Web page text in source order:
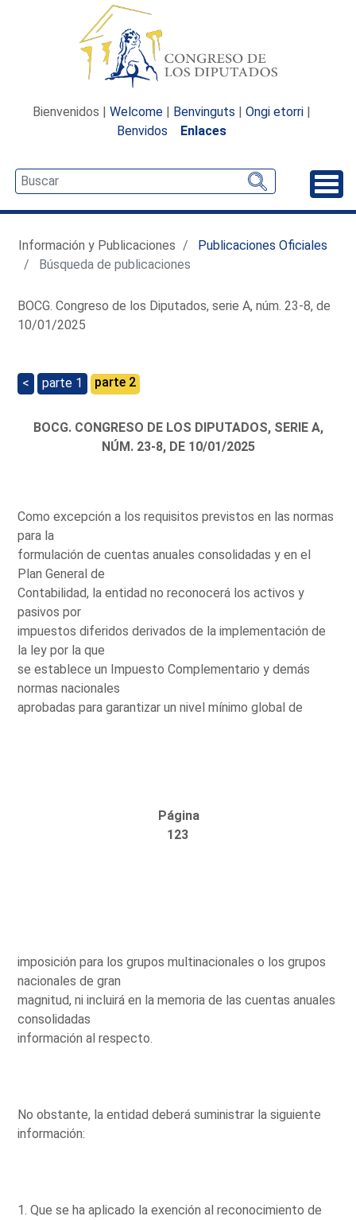
Bienvenidos | Welcome | Benvinguts | Ongi etorri |
Benvidos
Enlaces
Información y Publicaciones
Publicaciones Oficiales
Búsqueda de publicaciones
BOCG. Congreso de los Diputados, serie A, núm. 23-8, de
10/01/2025
< parte 1 parte 2
BOCG. CONGRESO DE LOS DIPUTADOS, SERIE A,
NÚM. 23-8, DE 10/01/2025
Como excepción a los requisitos previstos en las normas
para la
formulación de cuentas anuales consolidadas y en el
Plan General de
Contabilidad, la entidad no reconocerá los activos y
pasivos por
impuestos diferidos derivados de la implementación de
la ley por la que
se establece un Impuesto Complementario y demás
normas nacionales
aprobadas para garantizar un nivel mínimo global de
Página
123
imposición para los grupos multinacionales o los grupos
nacionales de gran
magnitud, ni incluirá en la memoria de las cuentas anuales
consolidadas
información al respecto.
No obstante, la entidad deberá suministrar la siguiente
información:
1. Que se ha aplicado la exención al reconocimiento de